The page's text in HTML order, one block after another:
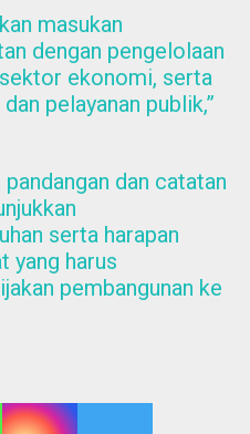
masukan
dengan pengelolaan
ekonomi, serta
pelayanan publik,”
dan catatan
serta harapan
yang harus
pembangunan ke